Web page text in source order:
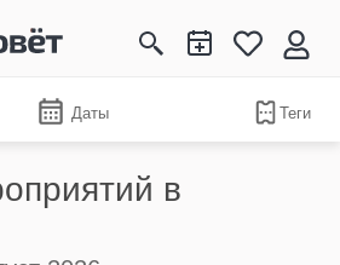
Даты Теги
в